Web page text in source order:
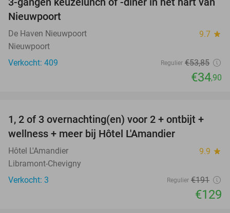
35%
Nieuwpoort
De Haven Nieuwpoort 9.7 star
Nieuwpoort
Verkocht: 409
Regulier €53,85
€34,90
32%
TODAY
1, 2 of 3 overnachting(en) voor 2 + ontbijt +
wellness + meer bij Hôtel L'Amandier
Hôtel L'Amandier 9.9 star
Libramont-Chevigny
Verkocht: 3
Regulier €191
€129